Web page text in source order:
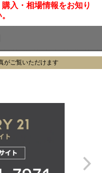
入・相場情報をお知り
がご覧いただけます